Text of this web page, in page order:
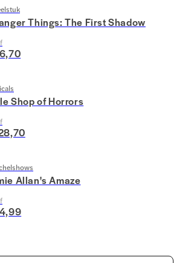
Things: The First Shadow
Shop of Horrors
Allan's Amaze